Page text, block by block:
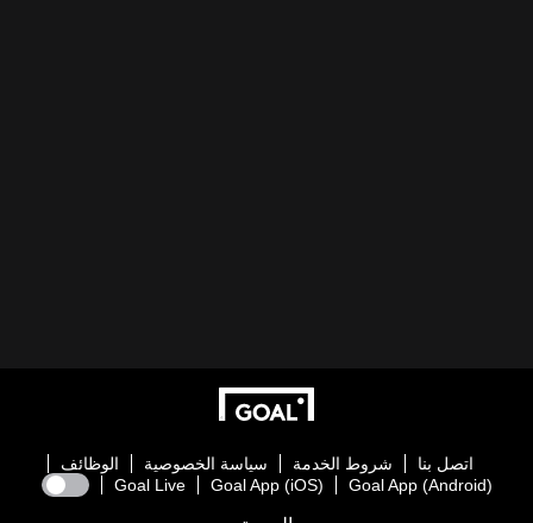
اتصل بنا شروط الخدمة سياسة الخصوصية
الوظائف
Goal App (Android)
Goal App (iOS)
Goal Live